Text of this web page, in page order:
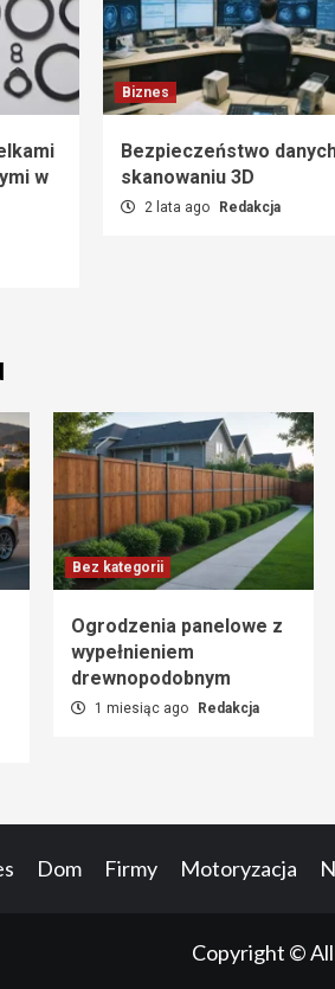
w
Biznes
Bezpieczeństwo
skanowaniu 3D
2 lata ago Redakcja
Bez kategorii
Ogrodzenia panelowe z
wypełnieniem
drewnopodobnym
1 miesiąc ago Redakcja
Dom Firmy Motoryzacja
Copyright ©